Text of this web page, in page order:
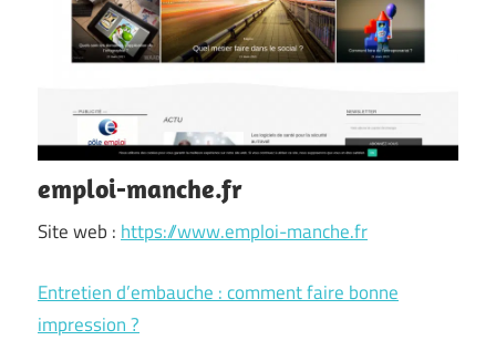
emploi-manche.fr
Site web : https://www.emploi-manche.fr
Entretien d’embauche : comment faire bonne
impression ?